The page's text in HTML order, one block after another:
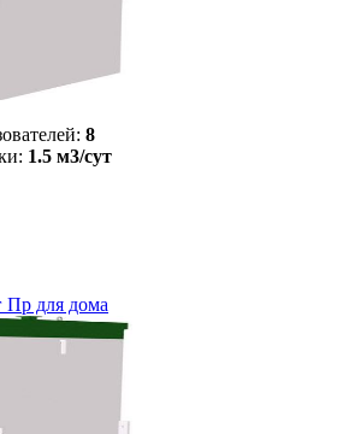
8
1.5 м3/сут
Пр для дома